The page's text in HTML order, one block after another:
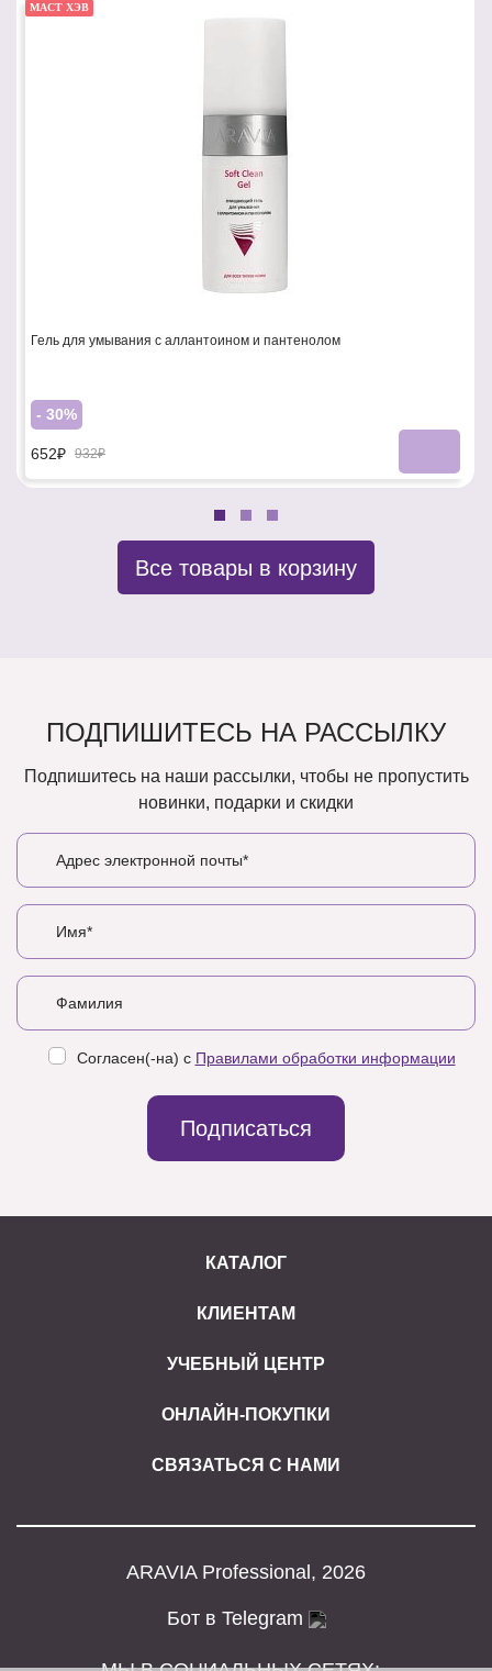
МАСТ ХЭВ
Гель для умывания с аллантоином и пантенолом
- 30%
652₽ 932₽
Все товары в корзину
ПОДПИШИТЕСЬ НА РАССЫЛКУ
Подпишитесь на наши рассылки, чтобы не пропустить
новинки, подарки и скидки
Согласен(-на) с Правилами обработки информации
Подписаться
КАТАЛОГ
КЛИЕНТАМ
УЧЕБНЫЙ ЦЕНТР
ОНЛАЙН-ПОКУПКИ
СВЯЗАТЬСЯ С НАМИ
ARAVIA Professional, 2026
Бот в Telegram